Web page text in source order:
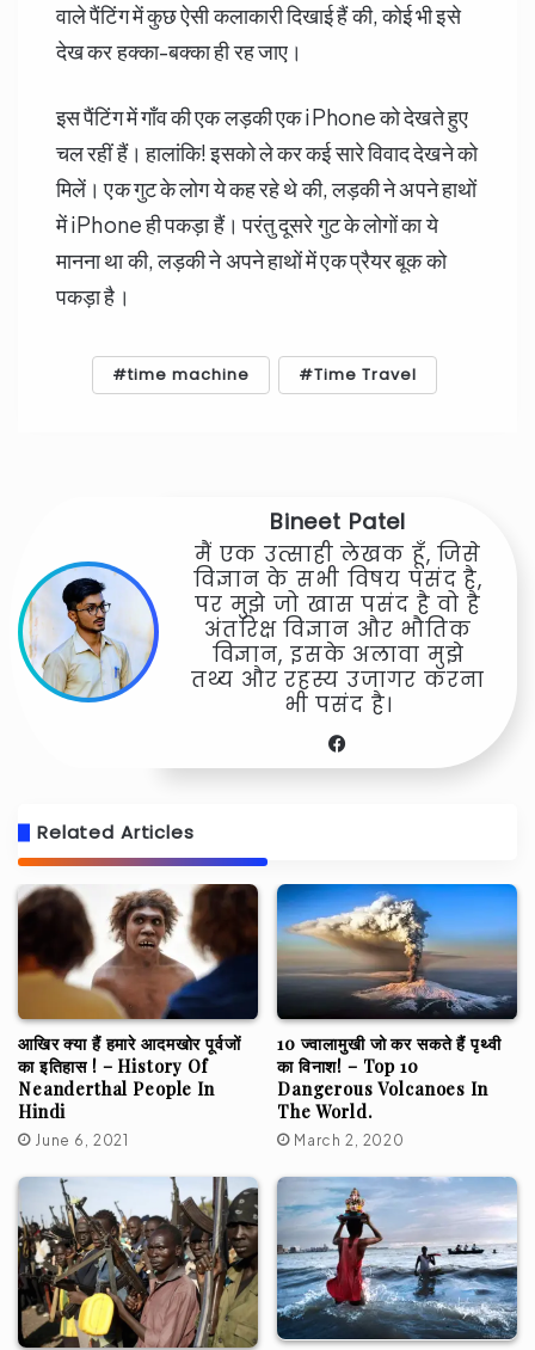
वाले पैंटिंग में कुछ ऐसी कलाकारी दिखाई हैं की, कोई भी इसे
देख कर हक्का-बक्का ही रह जाए।
इस पैंटिंग में गाँव की एक लड़की एक iPhone को देखते हुए
चल रहीं हैं। हालांकि! इसको ले कर कई सारे विवाद देखने को
मिलें। एक गुट के लोग ये कह रहे थे की, लड़की ने अपने हाथों
में iPhone ही पकड़ा हैं। परंतु दूसरे गुट के लोगों का ये
मानना था की, लड़की ने अपने हाथों में एक प्रैयर बूक को
पकड़ा है।
time machine Time Travel
Bineet Patel
मैं एक उत्साही लेखक हूँ, जिसे
विज्ञान के सभी विषय पसंद है,
पर मुझे जो खास पसंद है वो है
अंतरिक्ष विज्ञान और भौतिक
विज्ञान, इसके अलावा मुझे
तथ्य और रहस्य उजागर करना
भी पसंद है।
Related Articles
आखिर क्या हैं हमारे आदमखोर पूर्वजों
का इतिहास ! – History Of
Neanderthal People In
Hindi
June 6, 2021
10 ज्वालामुखी जो कर सकते हैं पृथ्वी
का विनाश! – Top 10
Dangerous Volcanoes In
The World.
March 2, 2020